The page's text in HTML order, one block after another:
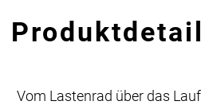
Vom Lastenrad über das